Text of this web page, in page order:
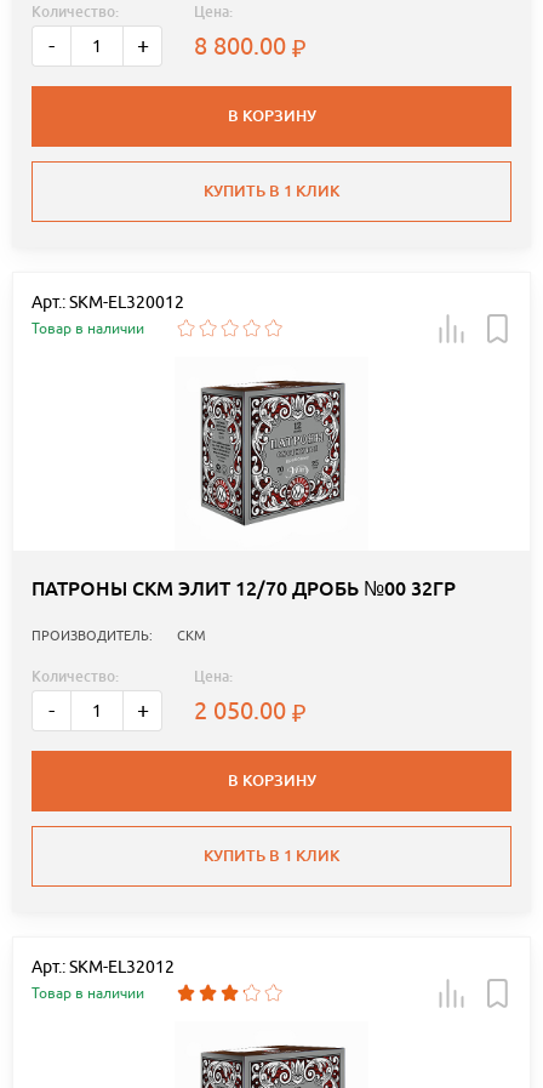
Количество:
- +
Цена:
8 800.00
В КОРЗИНУ
КУПИТЬ В 1 КЛИК
Арт.: SKM-EL320012
Товар в наличии
ПАТРОНЫ СКМ ЭЛИТ 12/70 ДРОБЬ №00 32ГР
ПРОИЗВОДИТЕЛЬ: СКМ
Количество:
- +
Цена:
2 050.00
В КОРЗИНУ
КУПИТЬ В 1 КЛИК
Арт.: SKM-EL32012
Товар в наличии